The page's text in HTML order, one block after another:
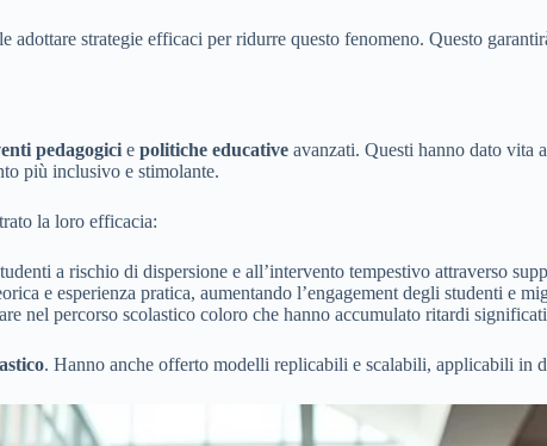
adottare strategie efficaci per ridurre questo fenomeno. Questo
pedagogici e politiche educative avanzati. Questi hanno dato vita a
più inclusivo e stimolante.
la loro efficacia:
a rischio di dispersione e all’intervento tempestivo attraverso
e esperienza pratica, aumentando l’engagement degli studenti e
nel percorso scolastico coloro che hanno accumulato ritardi
. Hanno anche offerto modelli replicabili e scalabili, applicabili in